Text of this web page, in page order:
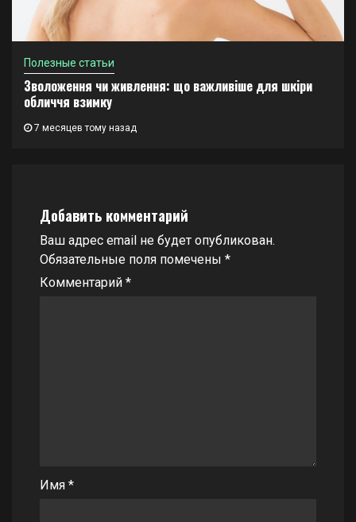
Полезные статьи
Зволоження чи живлення: що важливіше для шкіри
обличчя взимку
7 месяцев тому назад
Добавить комментарий
Ваш адрес email не будет опубликован.
Обязательные поля помечены *
Комментарий *
Имя *